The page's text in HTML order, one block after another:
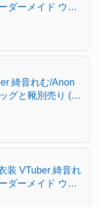
ダーメイド ウィ
ッグ)
綺音れむ/Anon
グと靴別売り (ウ
装 VTuber 綺音れ
ダーメイド ウィ